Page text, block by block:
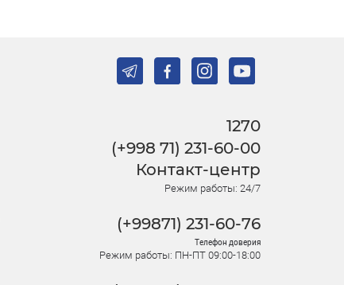
1270
(+998 71) 231-60-00
Контакт-центр
Режим работы: 24/7
(+99871) 231-60-76
Телефон доверия
Режим работы: ПН-ПТ 09:00-18:00